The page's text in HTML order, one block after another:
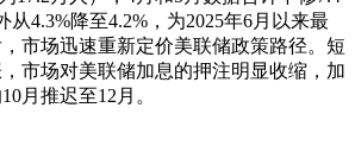
从4.3%降至4.2%，为2025年6月以来最
市场迅速重新定价美联储政策路径。短
市场对美联储加息的押注明显收缩，加
月推迟至12月。